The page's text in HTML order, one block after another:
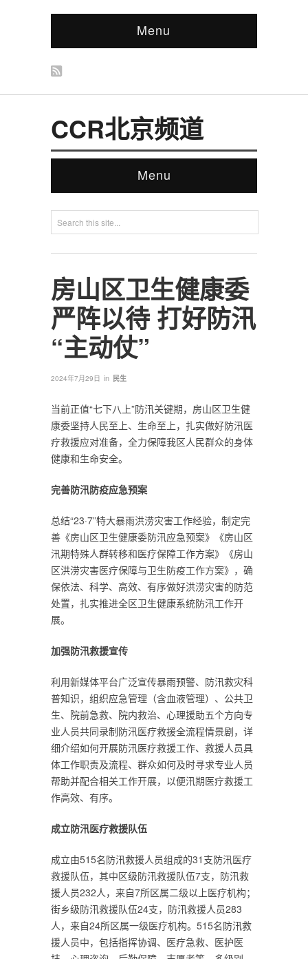
Menu
CCR北京频道
Menu
房山区卫生健康委
严阵以待 打好防汛
“主动仗”
2024年7月29日 in 民生
当前正值“七下八上”防汛关键期，房山区卫生健
康委坚持人民至上、生命至上，扎实做好防汛医
疗救援应对准备，全力保障我区人民群众的身体
健康和生命安全。
完善防汛防疫应急预案
总结“23·7”特大暴雨洪涝灾害工作经验，制定完
善《房山区卫生健康委防汛应急预案》《房山区
汛期特殊人群转移和医疗保障工作方案》《房山
区洪涝灾害医疗保障与卫生防疫工作方案》，确
保依法、科学、高效、有序做好洪涝灾害的防范
处置，扎实推进全区卫生健康系统防汛工作开
展。
加强防汛救援宣传
利用新媒体平台广泛宣传暴雨预警、防汛救灾科
普知识，组织应急管理（含血液管理）、公共卫
生、院前急救、院内救治、心理援助五个方向专
业人员共同录制防汛医疗救援全流程情景剧，详
细介绍如何开展防汛医疗救援工作、救援人员具
体工作职责及流程、群众如何及时寻求专业人员
帮助并配合相关工作开展，以便汛期医疗救援工
作高效、有序。
成立防汛医疗救援队伍
成立由515名防汛救援人员组成的31支防汛医疗
救援队伍，其中区级防汛救援队伍7支，防汛救
援人员232人，来自7所区属二级以上医疗机构；
街乡级防汛救援队伍24支，防汛救援人员283
人，来自24所区属一级医疗机构。515名防汛救
援人员中，包括指挥协调、医疗急救、医护医